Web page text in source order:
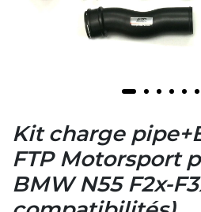
Kit charge
FTP Motorsport
BMW N55 F2x-